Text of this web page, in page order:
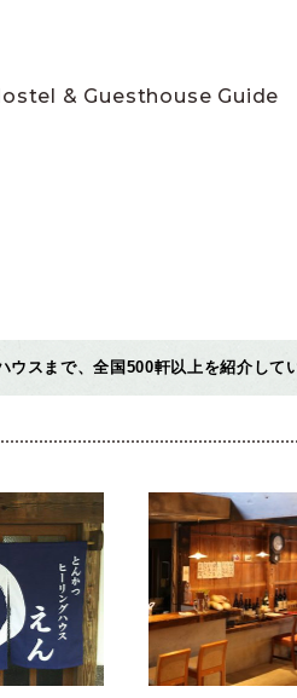
& Guesthouse Guide
スまで、全国500軒以上を紹介して